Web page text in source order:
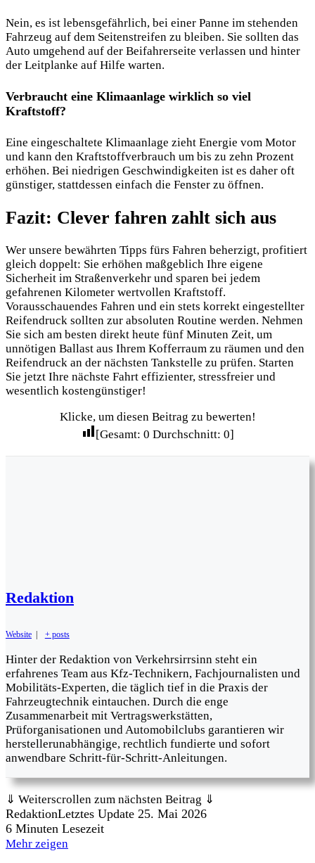
Nein, es ist lebensgefährlich, bei einer Panne im stehenden
Fahrzeug auf dem Seitenstreifen zu bleiben. Sie sollten das
Auto umgehend auf der Beifahrerseite verlassen und hinter
der Leitplanke auf Hilfe warten.
Verbraucht eine Klimaanlage wirklich so viel
Kraftstoff?
Eine eingeschaltete Klimaanlage zieht Energie vom Motor
und kann den Kraftstoffverbrauch um bis zu zehn Prozent
erhöhen. Bei niedrigen Geschwindigkeiten ist es daher oft
günstiger, stattdessen einfach die Fenster zu öffnen.
Fazit: Clever fahren zahlt sich aus
Wer unsere bewährten Tipps fürs Fahren beherzigt, profitiert
gleich doppelt: Sie erhöhen maßgeblich Ihre eigene
Sicherheit im Straßenverkehr und sparen bei jedem
gefahrenen Kilometer wertvollen Kraftstoff.
Vorausschauendes Fahren und ein stets korrekt eingestellter
Reifendruck sollten zur absoluten Routine werden. Nehmen
Sie sich am besten direkt heute fünf Minuten Zeit, um
unnötigen Ballast aus Ihrem Kofferraum zu räumen und den
Reifendruck an der nächsten Tankstelle zu prüfen. Starten
Sie jetzt Ihre nächste Fahrt effizienter, stressfreier und
wesentlich kostengünstiger!
Klicke, um diesen Beitrag zu bewerten!
[Gesamt: 0 Durchschnitt: 0]
Redaktion
Website + posts
Hinter der Redaktion von Verkehrsirrsinn steht ein
erfahrenes Team aus Kfz-Technikern, Fachjournalisten und
Mobilitäts-Experten, die täglich tief in die Praxis der
Fahrzeugtechnik eintauchen. Durch die enge
Zusammenarbeit mit Vertragswerkstätten,
Prüforganisationen und Automobilclubs garantieren wir
herstellerunabhängige, rechtlich fundierte und sofort
anwendbare Schritt-für-Schritt-Anleitungen.
⇓ Weiterscrollen zum nächsten Beitrag ⇓
RedaktionLetztes Update 25. Mai 2026
6 Minuten Lesezeit
Mehr zeigen